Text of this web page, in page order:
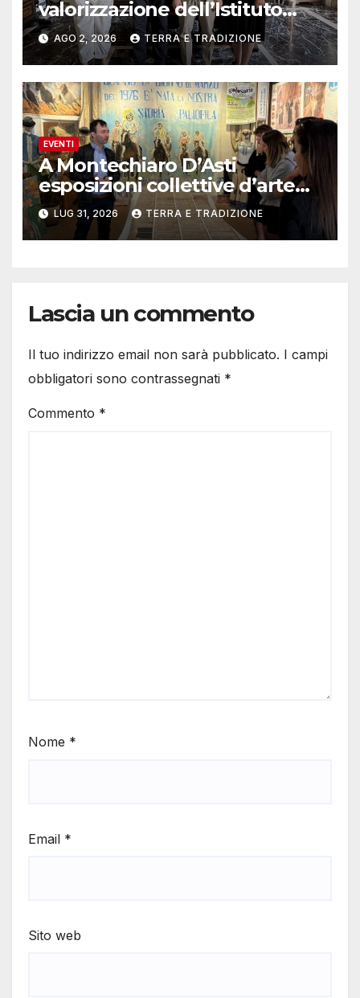
valorizzazione dell’Istituto
musicale Rocca
AGO 2, 2026 TERRA E TRADIZIONE
EVENTI
A Montechiaro D’Asti
esposizioni collettive d’arte
contemporanea
LUG 31, 2026 TERRA E TRADIZIONE
Lascia un commento
Il tuo indirizzo email non sarà pubblicato. I campi
obbligatori sono contrassegnati *
Commento *
Nome *
Email *
Sito web